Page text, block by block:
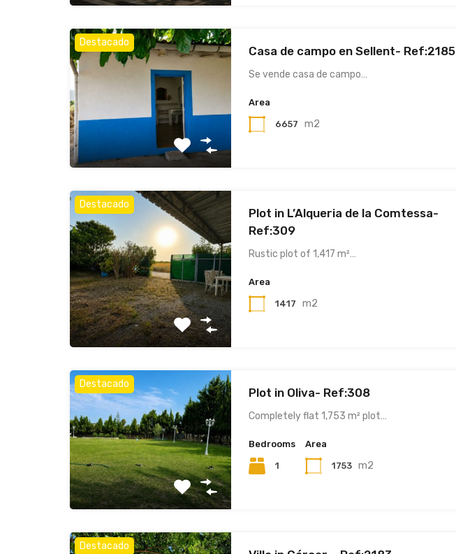
Destacado
Casa de campo en Sellent- Ref:2185
Se vende casa de campo…
Area
6657 m2
Destacado
Plot in L’Alqueria de la Comtessa-
Ref:309
Rustic plot of 1,417 m²…
Area
1417 m2
Destacado
Plot in Oliva- Ref:308
Completely flat 1,753 m² plot…
Bedrooms
1
Area
1753 m2
Destacado